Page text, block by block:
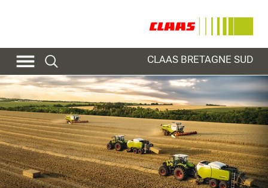
CLAAS BRETAGNE SUD